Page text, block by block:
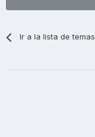
Ir a la lista de temas